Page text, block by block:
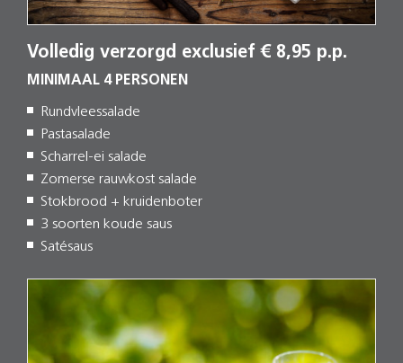
Volledig verzorgd exclusief € 8,95 p.p.
MINIMAAL 4 PERSONEN
Rundvleessalade
Pastasalade
Scharrel-ei salade
Zomerse rauwkost salade
Stokbrood + kruidenboter
3 soorten koude saus
Satésaus